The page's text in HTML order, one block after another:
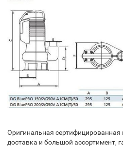
Оригинальная сертифицированная
доставка и большой ассортимент,